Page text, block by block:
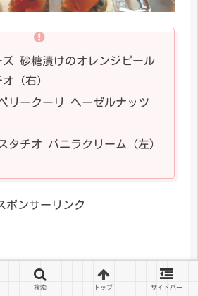
ズ 砂糖漬けのオレンジピール
（右）
リークーリ ヘーゼルナッツ
タチオ バニラクリーム（左）
ポンサーリンク
検索 トップ サイドバー